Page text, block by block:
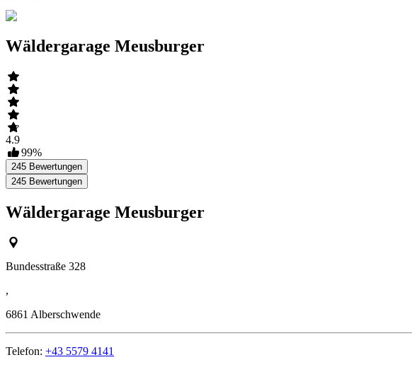
Wäldergarage Meusburger
4.9
99%
245 Bewertungen
245 Bewertungen
Wäldergarage Meusburger
Bundesstraße 328
,
6861 Alberschwende
Telefon: +43 5579 4141